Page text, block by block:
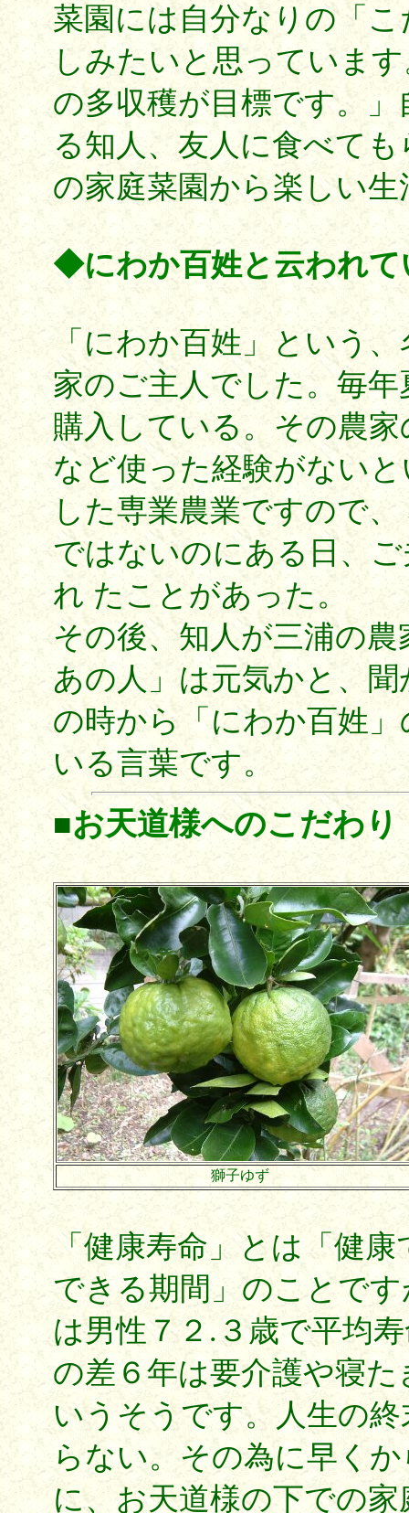
菜園には自分なりの「
しみたいと思っていま
の多収穫が目標です。
る知人、友人に食べて
の家庭菜園から楽しい
◆にわか百姓と云われて
「にわか百姓」という
家のご主人でした。毎
購入している。その農
など使った経験がない
した専業農業ですので
ではないのにある日、
れ たことがあった。
その後、知人が三浦の
あの人」は元気かと、
の時から「にわか百姓
いる言葉です。
■お天道様へのこだわり
獅子ゆず
「健康寿命」とは「健
できる期間」のことで
は男性７２.３歳で平均
の差６年は要介護や寝
いうそうです。人生の
らない。その為に早く
に、お天道様の下での